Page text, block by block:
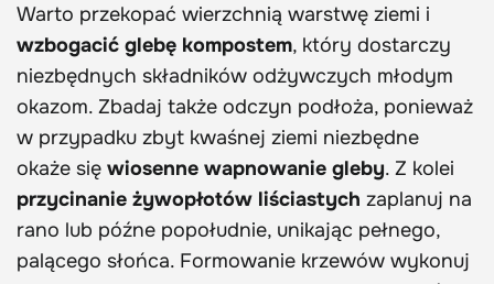
Warto przekopać wierzchnią warstwę ziemi i
wzbogacić glebę kompostem, który dostarczy
niezbędnych składników odżywczych młodym
okazom. Zbadaj także odczyn podłoża, ponieważ
w przypadku zbyt kwaśnej ziemi niezbędne
okaże się wiosenne wapnowanie gleby. Z kolei
przycinanie żywopłotów liściastych zaplanuj na
rano lub późne popołudnie, unikając pełnego,
palącego słońca. Formowanie krzewów wykonuj